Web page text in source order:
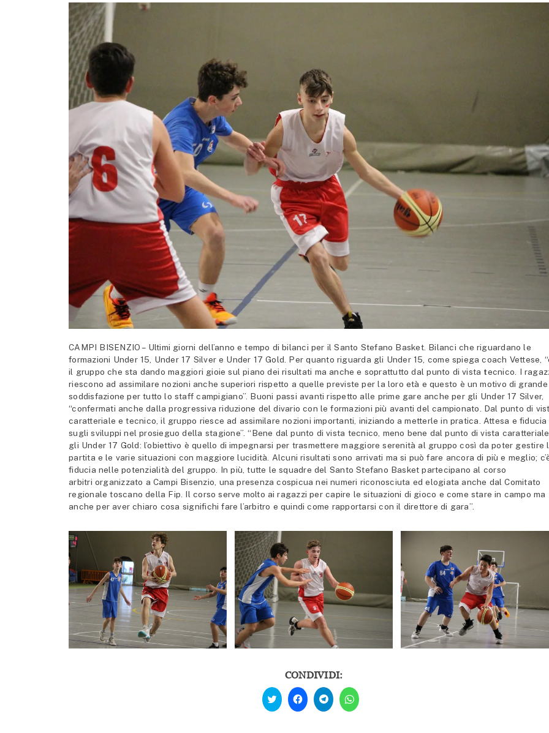
CAMPI BISENZIO – Ultimi giorni dell’anno e tempo di bilanci per il Santo Stefano Basket. Bilanci che riguardano le
formazioni Under 15, Under 17 Silver e Under 17 Gold. Per quanto riguarda gli Under 15, come spiega coach Vettese,
il gruppo che sta dando maggiori gioie sul piano dei risultati ma anche e soprattutto dal punto di vista tecnico. I
riescono ad assimilare nozioni anche superiori rispetto a quelle previste per la loro età e questo è un motivo di grande
soddisfazione per tutto lo staff campigiano”. Buoni passi avanti rispetto alle prime gare anche per gli Under 17 Silver,
“confermati anche dalla progressiva riduzione del divario con le formazioni più avanti del campionato. Dal punto di
caratteriale e tecnico, il gruppo riesce ad assimilare nozioni importanti, iniziando a metterle in pratica. Attesa e fiducia
sugli sviluppi nel prosieguo della stagione”. “Bene dal punto di vista tecnico, meno bene dal punto di vista caratteriale
gli Under 17 Gold: l’obiettivo è quello di impegnarsi per trasmettere maggiore serenità al gruppo così da poter gestire
partita e le varie situazioni con maggiore lucidità. Alcuni risultati sono arrivati ma si può fare ancora di più e meglio;
fiducia nelle potenzialità del gruppo. In più, tutte le squadre del Santo Stefano Basket partecipano al corso
arbitri organizzato a Campi Bisenzio, una presenza cospicua nei numeri riconosciuta ed elogiata anche dal Comitato
regionale toscano della Fip. Il corso serve molto ai ragazzi per capire le situazioni di gioco e come stare in campo ma
anche per aver chiaro cosa significhi fare l’arbitro e quindi come rapportarsi con il direttore di gara”.
CONDIVIDI:
Fai
clic
qui
Fai
clic
per
condividere
Fai
clic
per
condividere
Fai
clic
per